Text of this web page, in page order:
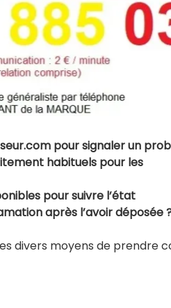
pour signaler un
habituels pour les
pour suivre l’état
après l’avoir déposée
divers moyens de prendre